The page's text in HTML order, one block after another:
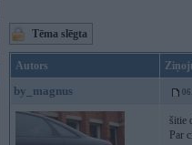
Tēma slēgta
Autors
by_magnus
šitie
Par